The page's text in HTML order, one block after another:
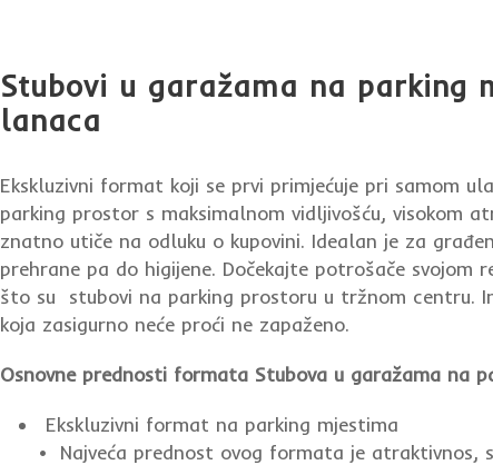
Stubovi u garažama na parking
lanaca
Ekskluzivni format koji se prvi primjećuje pri samom
parking prostor s maksimalnom vidljivošću, visokom
znatno utiče na odluku o kupovini. Idealan je za
prehrane pa do higijene. Dočekajte potrošače svojom
što su stubovi na parking prostoru u tržnom centru.
koja zasigurno neće proći ne zapaženo.
Osnovne prednosti formata Stubova u garažama na
Ekskluzivni format na parking mjestima
• Najveća prednost ovog formata je